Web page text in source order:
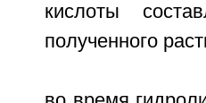
кислоты
полученного